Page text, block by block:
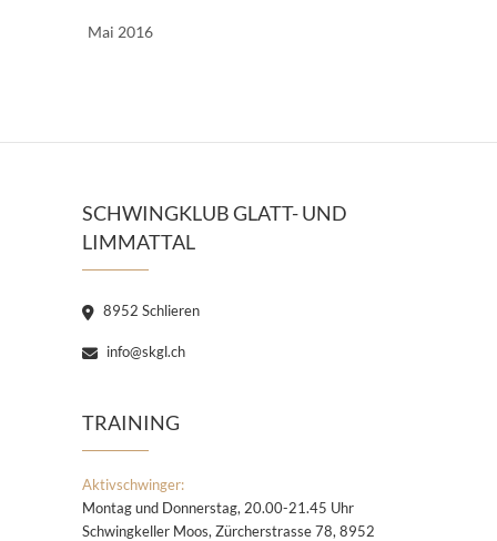
Mai 2016
SCHWINGKLUB GLATT- UND
LIMMATTAL
8952 Schlieren
info@skgl.ch
TRAINING
Aktivschwinger:
Montag und Donnerstag, 20.00-21.45 Uhr
Schwingkeller Moos, Zürcherstrasse 78, 8952